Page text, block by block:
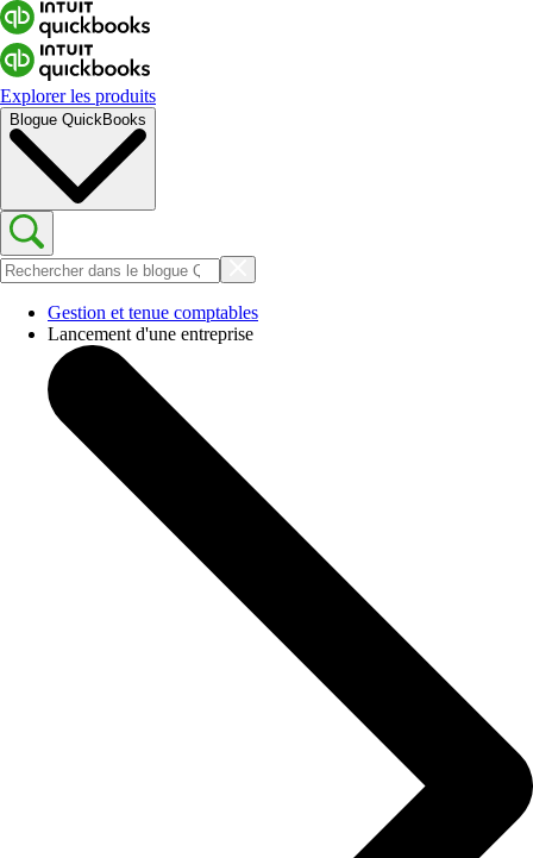
Explorer les produits
Blogue QuickBooks
Gestion et tenue comptables
Lancement d'une entreprise